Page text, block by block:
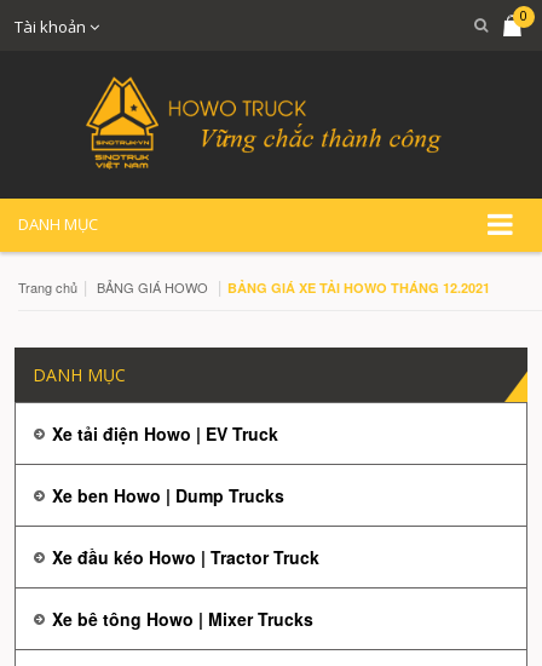
Tài khoản
0
DANH MỤC
Trang chủ | BẢNG GIÁ HOWO | BẢNG GIÁ XE TẢI HOWO THÁNG 12.2021
DANH MỤC
Xe tải điện Howo | EV Truck
Xe ben Howo | Dump Trucks
Xe đầu kéo Howo | Tractor Truck
Xe bê tông Howo | Mixer Trucks